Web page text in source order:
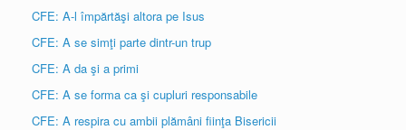
CFE: A-l împărtăşi altora pe Isus
CFE: A se simţi parte dintr-un trup
CFE: A da şi a primi
CFE: A se forma ca şi cupluri responsabile
CFE: A respira cu ambii plămâni fiinţa Bisericii